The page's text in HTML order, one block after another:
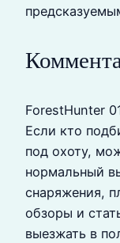
ForestHunter
Если кто
под охоту,
нормальный
снаряжения,
обзоры и
выезжать в